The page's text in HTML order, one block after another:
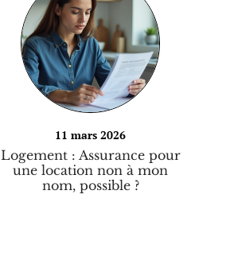
11 mars 2026
Logement : Assurance pour
une location non à mon
nom, possible ?